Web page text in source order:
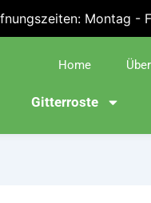
Montag -
Home
Gitterroste